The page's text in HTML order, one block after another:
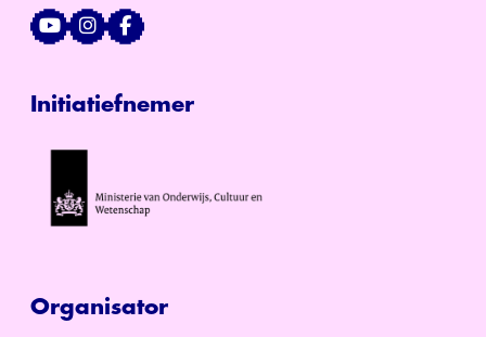
Initiatiefnemer
Organisator